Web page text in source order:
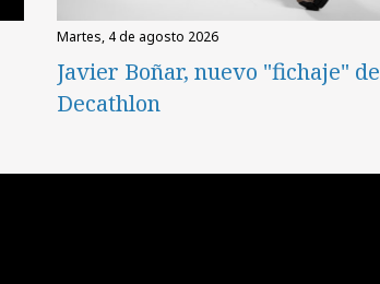
martes, 4 de agosto 2026
Javier Boñar, nuevo "fichaje" de
Decathlon